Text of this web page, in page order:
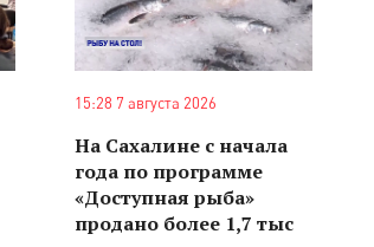
15:28 7 августа 2026
На Сахалине с начала
года по программе
«Доступная рыба»
продано более 1,7 тыс